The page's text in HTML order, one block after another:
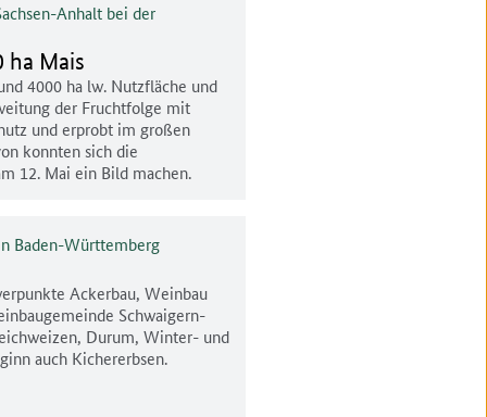
ha Mais
Anhalt bei der
4000 ha lw. Nutzfläche und
der Fruchtfolge mit
und erprobt im großen
konnten sich die
12. Mai ein Bild machen.
Baden-Württemberg
Ackerbau, Weinbau
Schwaigern-
Durum, Winter- und
auch Kichererbsen.